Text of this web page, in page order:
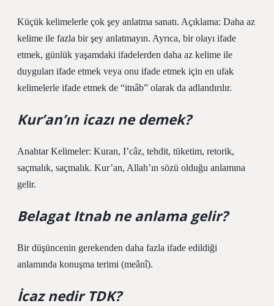
Küçük kelimelerle çok şey anlatma sanatı. Açıklama: Daha az
kelime ile fazla bir şey anlatmayın. Ayrıca, bir olayı ifade
etmek, günlük yaşamdaki ifadelerden daha az kelime ile
duyguları ifade etmek veya onu ifade etmek için en ufak
kelimelerle ifade etmek de “itnâb” olarak da adlandırılır.
Kur’an’ın icazı ne demek?
Anahtar Kelimeler: Kuran, I’câz, tehdit, tüketim, retorik,
saçmalık, saçmalık. Kur’an, Allah’ın sözü olduğu anlamına
gelir.
Belagat Itnab ne anlama gelir?
Bir düşüncenin gerekenden daha fazla ifade edildiği
anlamında konuşma terimi (meânî).
İcaz nedir TDK?